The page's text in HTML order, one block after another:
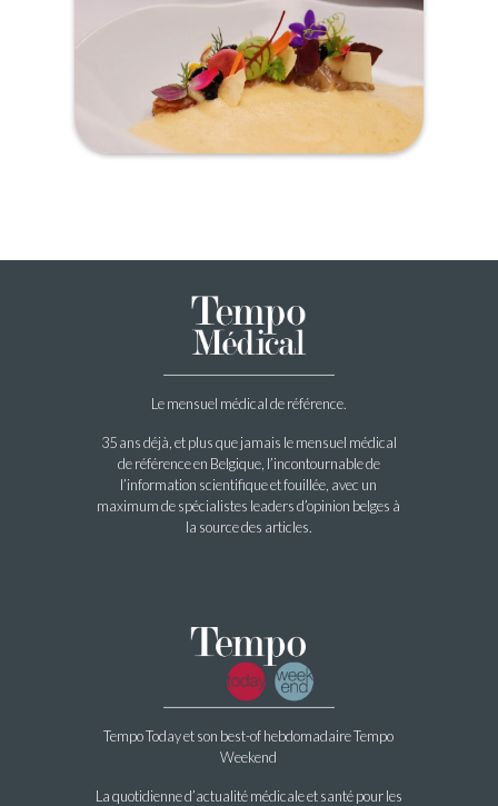
Le mensuel médical de référence.
35 ans déjà, et plus que jamais le mensuel médical
de référence en Belgique, l’incontournable de
l’information scientifique et fouillée, avec un
maximum de spécialistes leaders d’opinion belges à
la source des articles.
Tempo Today et son best-of hebdomadaire Tempo
Weekend
La quotidienne d’actualité médicale et santé pour les